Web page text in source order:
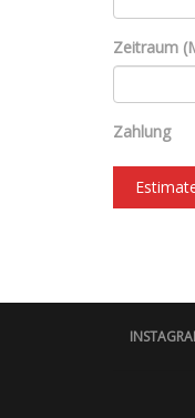
Zeitraum
Zahlung